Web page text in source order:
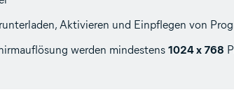
Aktivieren und Einpflegen von
werden mindestens 1024 x 768